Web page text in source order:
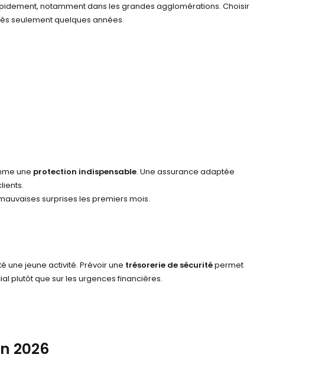
notamment dans les grandes agglomérations. Choisir
seulement quelques années.
une protection indispensable. Une assurance adaptée
surprises les premiers mois.
une jeune activité. Prévoir une trésorerie de sécuritépermet
plutôt que sur les urgences financières.
2026